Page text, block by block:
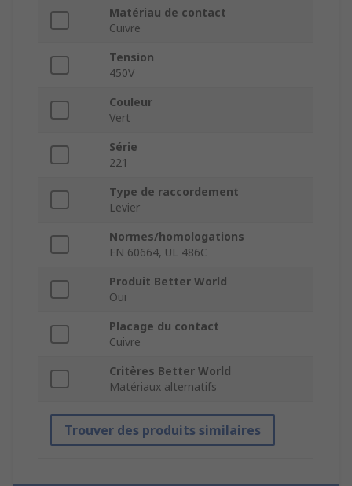
Matériau de contact
Cuivre
Tension
450V
Couleur
Vert
Série
221
Type de raccordement
Levier
Normes/homologations
EN 60664, UL 486C
Produit Better World
Oui
Placage du contact
Cuivre
Critères Better World
Matériaux alternatifs
Trouver des produits similaires